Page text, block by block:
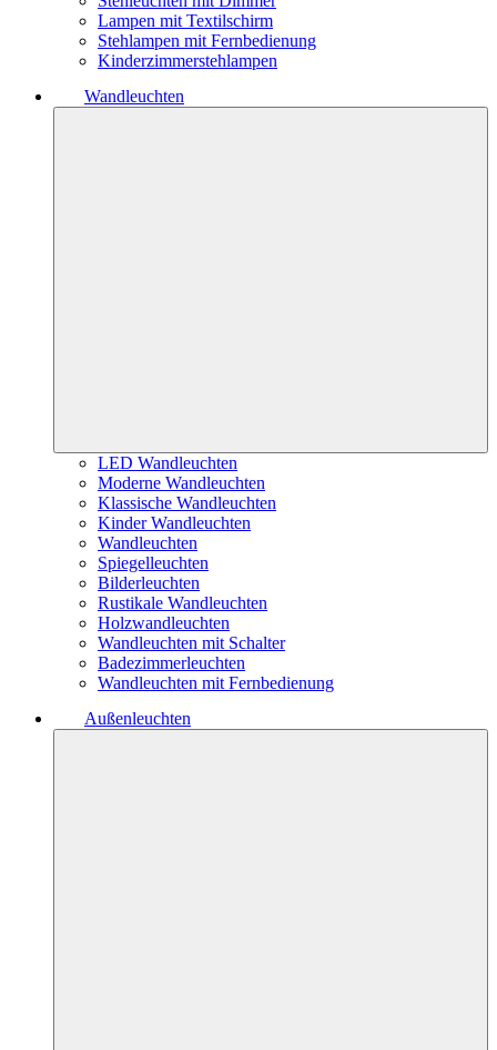
Lampen mit Textilschirm
Stehlampen mit Fernbedienung
Kinderzimmerstehlampen
Wandleuchten
LED Wandleuchten
Moderne Wandleuchten
Klassische Wandleuchten
Kinder Wandleuchten
Wandleuchten
Spiegelleuchten
Bilderleuchten
Rustikale Wandleuchten
Holzwandleuchten
Wandleuchten mit Schalter
Badezimmerleuchten
Wandleuchten mit Fernbedienung
Außenleuchten